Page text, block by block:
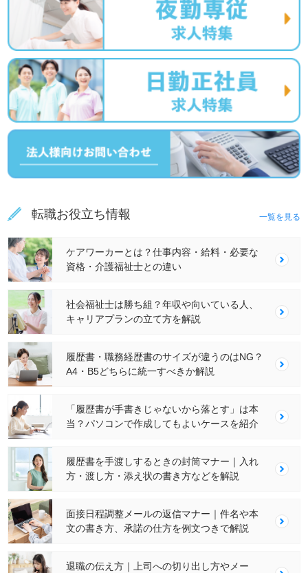
転職お役立ち情報 一覧を見る
ケアワーカーとは？仕事内容・給料・必要な
資格・介護福祉士との違い
社会福祉士は勝ち組？年収や向いている人、
キャリアプランの立て方を解説
履歴書・職務経歴書のサイズが違うのはNG？
A4・B5どちらに統一すべきか解説
「履歴書が手書きじゃないから落とす」は本
当？パソコンで作成してもよいケースを紹介
履歴書を手渡しするときの封筒マナー｜入れ
方・渡し方・添え状の書き方などを解説
面接日程調整メールの返信マナー｜件名や本
文の書き方、承諾の仕方を例文つきで解説
退職の伝え方｜上司への切り出し方やメー